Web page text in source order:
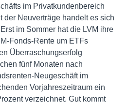
im Privatkundenbereich
der Neuverträge handelt es sich
im Sommer hat die LVM ihre
Fonds-Rente um ETFs
Überraschungserfolg
fünf Monaten nach
Neugeschäft im
Vorjahreszeitraum ein
verzeichnet. Gut kommt